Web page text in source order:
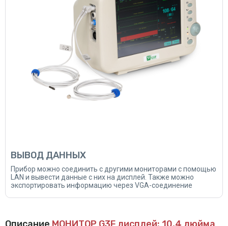
ВЫВОД ДАННЫХ
Прибор можно соединить с другими мониторами с помощью
LAN и вывести данные с них на дисплей. Также можно
экспортировать информацию через VGA-соединение